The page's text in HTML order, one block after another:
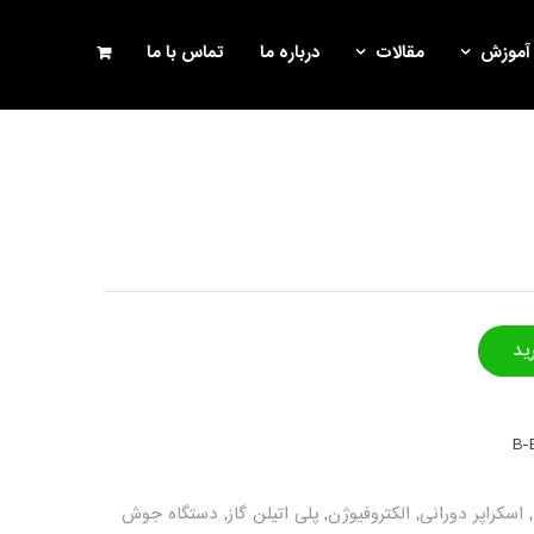
آموزش مقالات درباره ما تماس با ما
B-
, اسکراپر دورانی, الکتروفیوژن, پلی اتیلن گاز, دستگاه جوش